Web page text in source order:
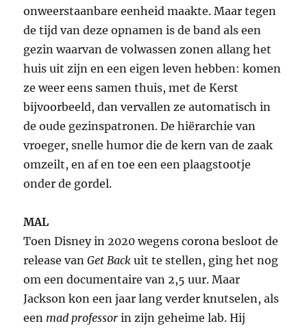
onweerstaanbare eenheid maakte. Maar tegen
de tijd van deze opnamen is de band als een
gezin waarvan de volwassen zonen allang het
huis uit zijn en een eigen leven hebben: komen
ze weer eens samen thuis, met de Kerst
bijvoorbeeld, dan vervallen ze automatisch in
de oude gezinspatronen. De hiërarchie van
vroeger, snelle humor die de kern van de zaak
omzeilt, en af en toe een een plaagstootje
onder de gordel.
MAL
Toen Disney in 2020 wegens corona besloot de
release vanGet Back uit te stellen, ging het nog
om een documentaire van 2,5 uur. Maar
Jackson kon een jaar lang verder knutselen, als
een mad professor in zijn geheime lab. Hij